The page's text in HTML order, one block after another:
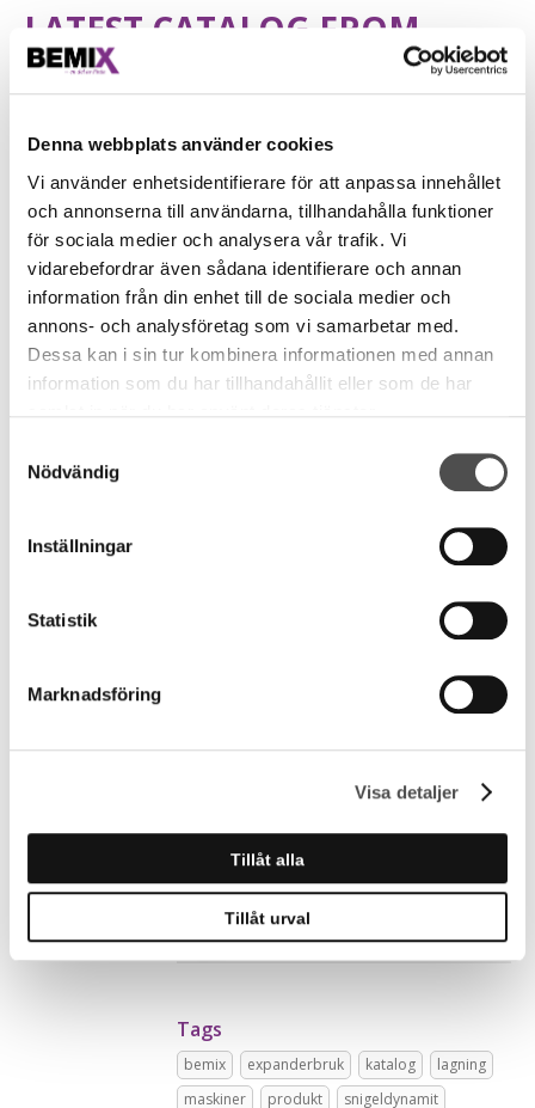
Denna webbplats använder cookies
Vi använder enhetsidentifierare för att anpassa innehållet
och annonserna till användarna, tillhandahålla funktioner
för sociala medier och analysera vår trafik. Vi
vidarebefordrar även sådana identifierare och annan
information från din enhet till de sociala medier och
annons- och analysföretag som vi samarbetar med.
Dessa kan i sin tur kombinera informationen med annan
information som du har tillhandahållit eller som de har
Nödvändig
Inställningar
Statistik
Marknadsföring
Visa detaljer
Tillåt alla
Tillåt urval
LATEST CATALOG FROM
BEMIX
19 October, 2023
Flip pages in our catalog >>
Tags
bemix expanderbruk katalog
lagning
maskiner
produkt snigeldynamit